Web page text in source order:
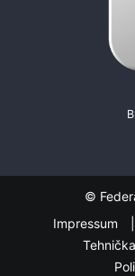
©
Impressum